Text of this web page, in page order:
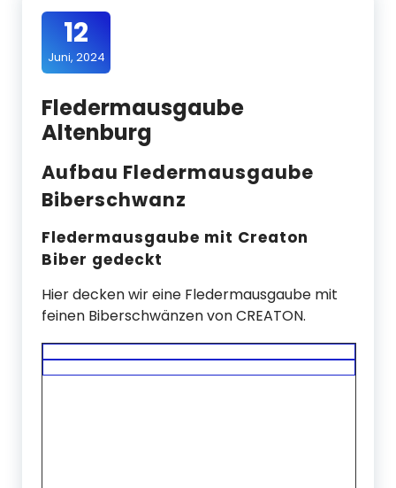
12
Juni, 2024
Fledermausgaube
Altenburg
Aufbau Fledermausgaube
Biberschwanz
Fledermausgaube mit Creaton
Biber gedeckt
Hier decken wir eine Fledermausgaube mit
feinen Biberschwänzen von CREATON.